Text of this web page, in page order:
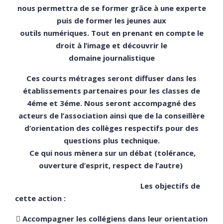
nous permettra de se former grâce à une experte
puis de former les jeunes aux
outils numériques. Tout en prenant en compte le
droit à l’image et découvrir le
domaine journalistique
Ces courts métrages seront diffuser dans les
établissements partenaires pour les classes de
4éme et 3éme. Nous seront accompagné des
acteurs de l’association ainsi que de la conseillère
d’orientation des collèges respectifs pour des
questions plus technique.
Ce qui nous mènera sur un débat (tolérance,
ouverture d’esprit, respect de l’autre)
Les objectifs de
cette action :
 Accompagner les collégiens dans leur orientation